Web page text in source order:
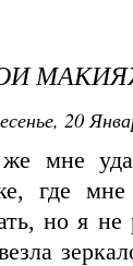
20
мне
где
но я не